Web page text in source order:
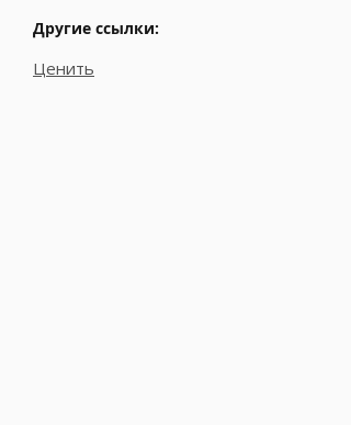
Другие ссылки:
Ценить